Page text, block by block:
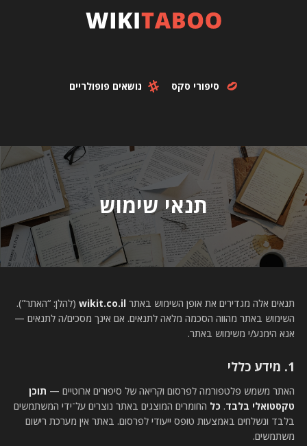
סיפורי סקס נושאים פופולריים
תנאי שימוש
תנאים אלה מגדירים את אופן השימוש באתר wikit.co.il (להלן: “האתר”).
השימוש באתר מהווה הסכמה מלאה לתנאים. אם אינך מסכים/ה לתנאים —
אנא הימנע/י משימוש באתר.
1. מידע כללי
האתר משמש פלטפורמה לפרסום וקריאה של סיפורים ארוטיים — תוכן
טקסטואלי בלבד. כל החומרים המוצגים באתר נוצרים על־ידי המשתמשים
בלבד ונשלחים באמצעות טופס ייעודי לפרסום. באתר אין מערכת רישום
משתמשים.